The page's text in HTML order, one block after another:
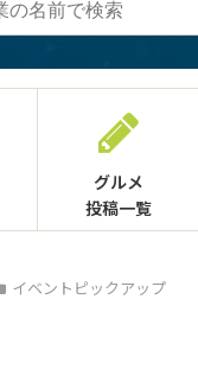
グルメ
投稿一覧
イベントピックアップ